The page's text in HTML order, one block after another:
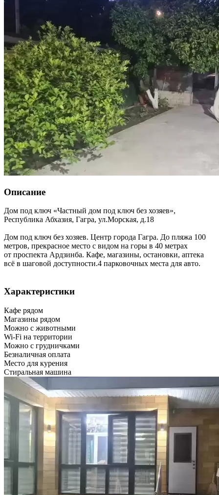
Описание
Дом под ключ «Частный дом под ключ без хозяев»,
Республика Абхазия, Гагра, ул.Морская, д.18
Дом под ключ без хозяев. Центр города Гагра. До пляжа 100
метров, прекрасное место с видом на горы в 40 метрах
от проспекта Ардзинба. Кафе, магазины, остановки, аптека
всё в шаговой доступности.4 парковочных места для авто.
Характеристики
Кафе рядом
Магазины рядом
Можно с животными
Wi-Fi на территории
Можно с грудничками
Безналичная оплата
Место для курения
Стиральная машина